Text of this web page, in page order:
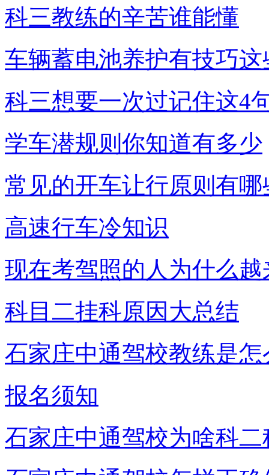
科三教练的辛苦谁能懂
车辆蓄电池养护有技巧这
科三想要一次过记住这4
学车潜规则你知道有多少
常见的开车让行原则有哪
高速行车冷知识
现在考驾照的人为什么越
科目二挂科原因大总结
石家庄中通驾校教练是怎
报名须知
石家庄中通驾校为啥科